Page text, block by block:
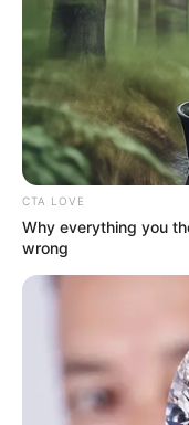
CTA LOVE
Why everything you
wrong